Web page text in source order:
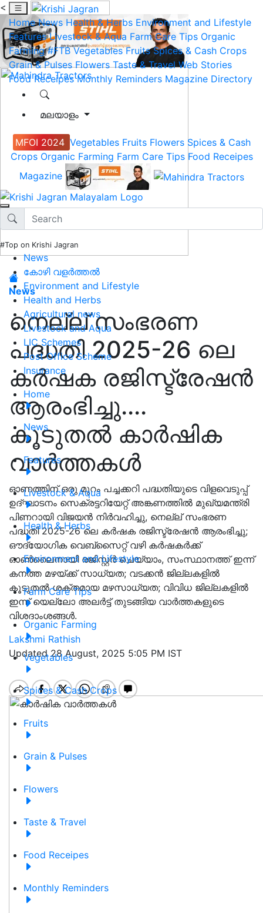
<
Home News Health & Herbs Environment and Lifestyle
Features Livestock & Aqua Farm Care Tips Organic
Farming #FTB Vegetables Fruits Spices & Cash Crops
Grain & Pulses Flowers Taste & Travel Web Stories
Food Receipes Monthly Reminders Magazine Directory
മലയാളം
MFOI 2024 Vegetables Fruits Flowers Spices & Cash
Crops Organic Farming Farm Care Tips Food Receipes
Magazine
#Top on Krishi Jagran
News
കോഴി വളർത്തൽ
Environment and Lifestyle
Health and Herbs
Agricultural news
Livestock and Aqua
LIC Schemes
Post Office Scheme
Insurance
Home
News
Features
Livestock & Aqua
Health & Herbs
Environment and Lifestyle
Farm Care Tips
Organic Farming
Vegetables
Spices & Cash Crops
Fruits
Grain & Pulses
Flowers
Taste & Travel
Food Receipes
Monthly Reminders
News
നെല്ല് സംഭരണ
പദ്ധതി 2025-26 ലെ
കർഷക രജിസ്ട്രേഷന്‍
ആരംഭിച്ചു....
കൂടുതൽ കാർഷിക
വാർത്തകൾ
ഓണത്തിന് ഒരു മുറം പച്ചക്കറി പദ്ധതിയുടെ വിളവെടുപ്പ്
ഉദ്ഘാടനം സെക്രട്ടറിയേറ്റ് അങ്കണത്തിൽ മുഖ്യമന്ത്രി
പിണറായി വിജയൻ നിർവഹിച്ചു, നെല്ല് സംഭരണ
പദ്ധതി 2025-26 ലെ കർഷക രജിസ്ട്രേഷന്‍ ആരംഭിച്ചു;
ഔദ്യോഗിക വെബ്സൈറ്റ് വഴി കർഷകർക്ക്
ഓൺലൈനായി രജിസ്റ്റർ ചെയ്യാം, സംസ്ഥാനത്ത് ഇന്ന്
കനത്ത മഴയ്‌ക്ക് സാധ്യത; വടക്കന്‍ ജില്ലകളിൽ
കൂടുതല്‍ ശക്തമായ മഴസാധ്യത; വിവിധ ജില്ലകളിൽ
ഇന്ന് യെല്ലോ അലര്‍ട്ട് തുടങ്ങിയ വാർത്തകളുടെ
വിശദാംശങ്ങൾ.
Lakshmi Rathish
Updated 28 August, 2025 5:05 PM IST